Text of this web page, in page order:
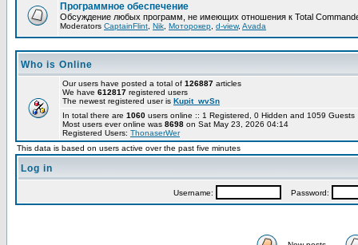
Программное обеспечение
Обсуждение любых программ, не имеющих отношения к Total
Moderators CaptainFlint Nik Моторокер d-view, Avada
Who is Online
Our users have posted a total of 126887 articles
We have 612817 registered users
The newest registered user is Kupit_wvSn
In total there are 1060 users online :: 1 Registered, 0 Hidden and 1059
Most users ever online was 8698 on Sat May 23, 2026 04:14
Registered Users: ThonaserWer
This data is based on users active over the past five minutes
Log in
Username: Password: